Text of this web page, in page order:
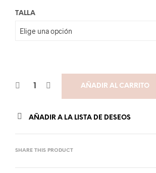
TALLA
AÑADIR AL CARRITO
AÑADIR A LA LISTA DE DESEOS
SHARE THIS PRODUCT